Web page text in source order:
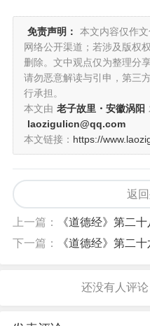
免责声明：
本文内容仅作
网络公开渠道；若涉及版权
删除。文中观点仅为整理分
请勿恶意解读与引申，第三
行承担。
本文由 老子故里・安徽涡阳
laozigulicn@qq.com
本文链接： https://
返
上一篇：
《道德经》第二
下一篇：
《道德经》第二